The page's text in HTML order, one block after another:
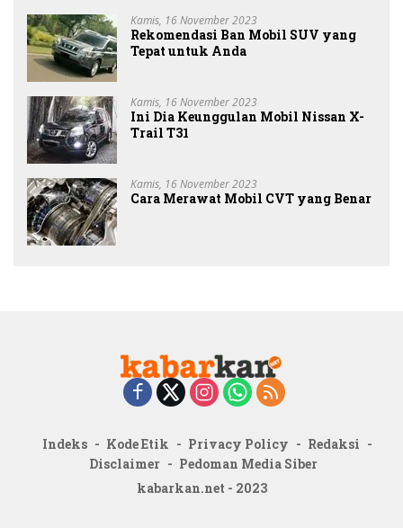
Kamis, 16 November 2023
Rekomendasi Ban Mobil SUV yang
Tepat untuk Anda
Kamis, 16 November 2023
Ini Dia Keunggulan Mobil Nissan X-
Trail T31
Kamis, 16 November 2023
Cara Merawat Mobil CVT yang Benar
Indeks Kode Etik Privacy Policy
Redaksi
Disclaimer
Pedoman Media Siber
kabarkan.net - 2023